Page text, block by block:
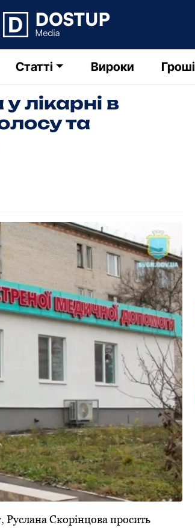
Статті Вироки Гроші
лікарні в
та
Руслана Скорінцова просить